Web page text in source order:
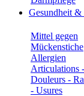
Gesundheit
Mittel gegen
Mückenstiche
Allergien
Articulations -
Douleurs -
- Usures